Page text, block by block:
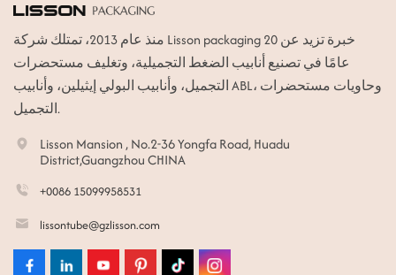
منذ عام 2013، تمتلك شركة Lisson packaging خبرة تزيد عن 20
عامًا في تصنيع أنابيب الضغط التجميلية، وتغليف مستحضرات
التجميل، وأنابيب البولي إيثيلين، وأنابيب ABL، وحاويات مستحضرات
التجميل.
Lisson Mansion , No.2-36 Yongfa Road, Huadu
District,Guangzhou CHINA
+0086 15099958531
lissontube@gzlisson.com